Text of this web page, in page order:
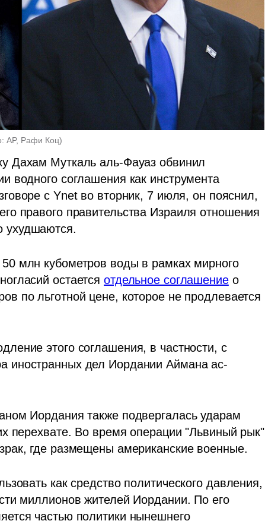
AP, Рафи Коц)
Дахам Муткаль аль-Фауаз обвинил
водного соглашения как инструмента
с Ynet во вторник, 7 июля, он пояснил,
правого правительства Израиля отношения
ухудшаются.
млн кубометров воды в рамках мирного
остается отдельное соглашение о
по льготной цене, которое не продлевается
этого соглашения, в частности, с
иностранных дел Иордании Аймана ас-
Иордания также подвергалась ударам
перехвате. Во время операции "Львиный рык"
где размещены американские военные.
как средство политического давления,
миллионов жителей Иордании. По его
частью политики нынешнего